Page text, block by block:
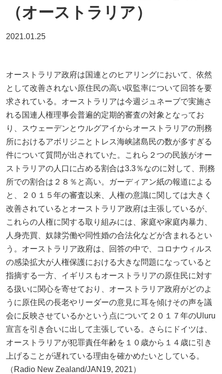
（オーストラリア）
2021.01.25
オーストラリア政府は国連とのヒアリングにおいて、依然
として改善されない原住民の高い収監率について回答を要
求されている。オーストラリアは今週ジュネーブで実施さ
れる国連人権理事会普遍的定期的審査の対象となってお
り、スウェーデンとウルグアイからオーストラリアの刑務
所におけるアボリジニとトレス海峡諸島民の数が多すぎる
件について質問が出されていた。これら２つの民族がオー
ストラリアの人口に占める割合は3.3％なのに対して、刑務
所での割合は２８％と高い。ガーディアン紙の報道による
と、２０１５年の審査以来、人権の意識に関しては大きく
改善されているとオーストラリア政府は主張しているが、
これらの人権に関する取り組みには、家庭や家庭内暴力、
人身売買、奴隷労働や同性婚の合法化などが含まれるとい
う。オーストラリア政府は、回答の中で、コロナウィルス
の感染拡大が人権保護における大きな問題になっていると
指摘する一方、イギリスもオーストラリアの原住民に対す
る扱いに関心を寄せており、オーストラリア政府がどのよ
うに原住民の長老やリーダーの意見に耳を傾けその声を議
会に反映させているかという点について２０１７年のUluru
宣言を引き合いに出して主張している。さらにドイツは、
オーストラリアが犯罪責任年齢を１０歳から１４歳に引き
上げることが遅れている理由を確かめたいとしている。
（Radio New Zealand/JAN19, 2021）